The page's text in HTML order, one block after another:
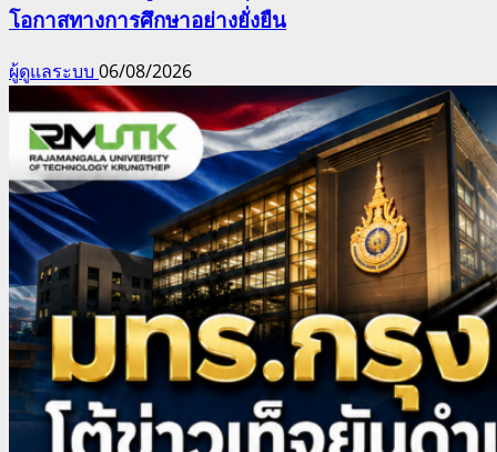
โอกาสทางการศึกษาอย่างยั่งยืน
ผู้ดูแลระบบ 06/08/2026